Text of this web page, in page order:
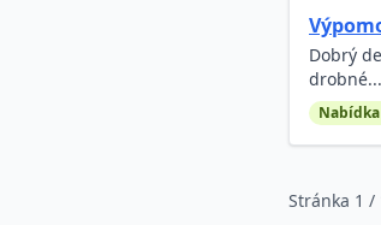
Dobrý
drobné...
Stránka 1 /